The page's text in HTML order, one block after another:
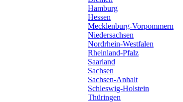
Hamburg
Hessen
Mecklenburg-Vorpommern
Niedersachsen
Nordrhein-Westfalen
Rheinland-Pfalz
Saarland
Sachsen
Sachsen-Anhalt
Schleswig-Holstein
Thüringen